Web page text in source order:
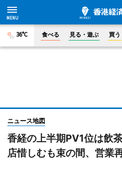
36°C 食べる 見る・遊ぶ 買う
ニュース地図
香経の上半期PV1位は飲
店惜しむも束の間、営業